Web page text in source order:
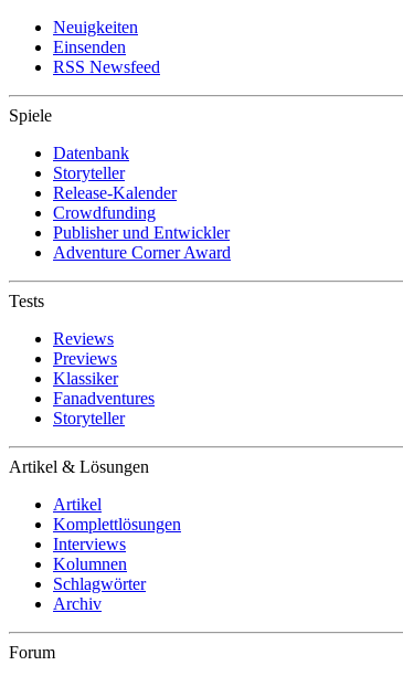
Neuigkeiten
Einsenden
RSS Newsfeed
Spiele
Datenbank
Storyteller
Release-Kalender
Crowdfunding
Publisher und Entwickler
Adventure Corner Award
Tests
Reviews
Previews
Klassiker
Fanadventures
Storyteller
Artikel & Lösungen
Artikel
Komplettlösungen
Interviews
Kolumnen
Schlagwörter
Archiv
Forum